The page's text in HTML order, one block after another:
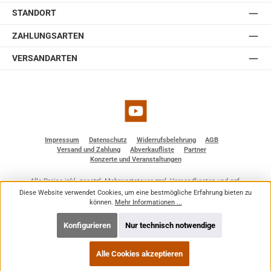
STANDORT
ZAHLUNGSARTEN
VERSANDARTEN
YouTube
Impressum Datenschutz Widerrufsbelehrung
AGB
Versand und Zahlung
Abverkaufliste
Partner
Konzerte und Veranstaltungen
Alle Preise inkl. gesetzl. Mehrwertsteuer zzgl.Versandkostenund ggf.
Nachnahmegebühren, wenn nicht anders angegeben.
© 2026 BF - Dienstleistungen - Alle Rechte vorbehalten. Theme by
Diese Website verwendet Cookies, um eine bestmögliche Erfahrung bieten zu
können. Mehr Informationen ...
Nur technisch notwendige
Konfigurieren
Alle Cookies akzeptieren